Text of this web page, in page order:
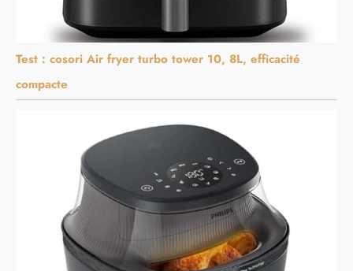
Test : cosori Air fryer turbo tower 10, 8L, efficacité
compacte